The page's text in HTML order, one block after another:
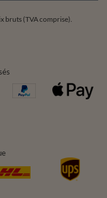
bruts (TVA comprise).